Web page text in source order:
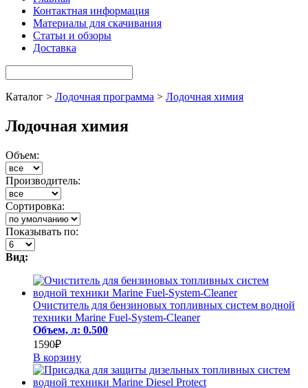
Контактная информация
Материалы для скачивания
Статьи и обзоры
Доставка
Каталог > Лодочная программа > Лодочная химия
Лодочная химия
Объем:
Производитель:
Сортировка:
Показывать по:
Вид:
Очиститель для бензиновых топливных систем водной
техники Marine Fuel-System-Cleaner
Объем, л: 0.500
1590₽
В корзину